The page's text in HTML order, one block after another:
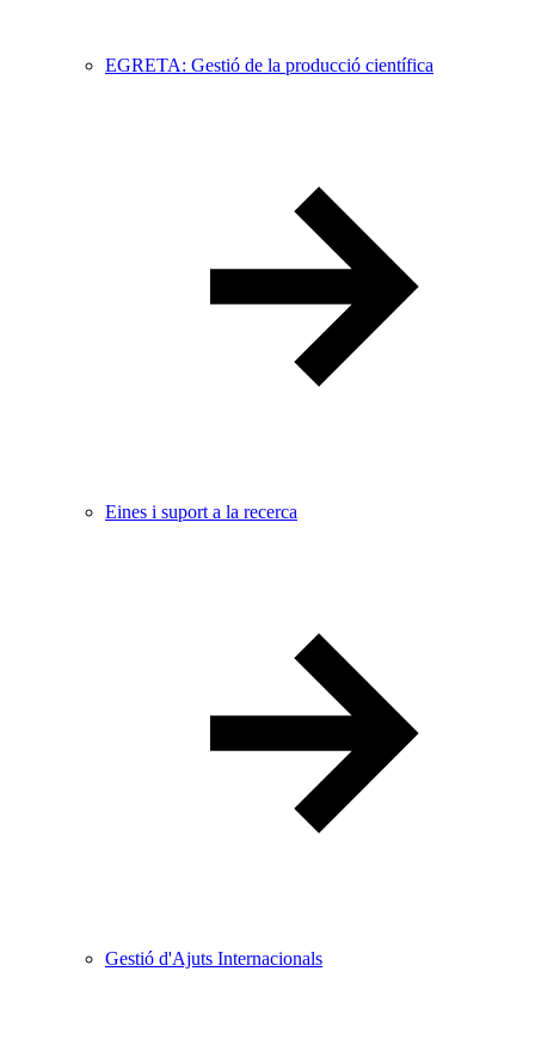
EGRETA: Gestió de la producció científica
Eines i suport a la recerca
Gestió d'Ajuts Internacionals